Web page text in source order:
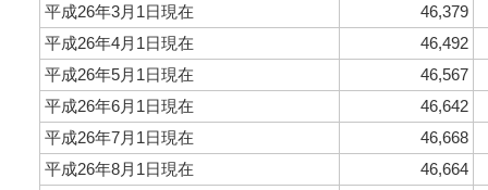
平成26年3月1日現在
46,379
平成26年4月1日現在
46,492
平成26年5月1日現在
46,567
平成26年6月1日現在
46,642
平成26年7月1日現在
46,668
平成26年8月1日現在
46,664